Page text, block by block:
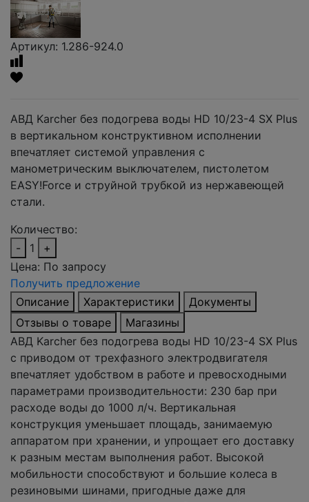
Артикул: 1.286-924.0
АВД Karcher без подогрева воды HD 10/23-4 SX Plus
в вертикальном конструктивном исполнении
впечатляет системой управления с
манометрическим выключателем, пистолетом
EASY!Force и струйной трубкой из нержавеющей
стали.
Количество:
-
1
+
Цена: По запросу
Получить предложение
Описание
Характеристики
Документы
Отзывы о товаре
Магазины
АВД Karcher без подогрева воды HD 10/23-4 SX Plus
с приводом от трехфазного электродвигателя
впечатляет удобством в работе и превосходными
параметрами производительности: 230 бар при
расходе воды до 1000 л/ч. Вертикальная
конструкция уменьшает площадь, занимаемую
аппаратом при хранении, и упрощает его доставку
к разным местам выполнения работ. Высокой
мобильности способствуют и большие колеса в
резиновыми шинами, пригодные даже для